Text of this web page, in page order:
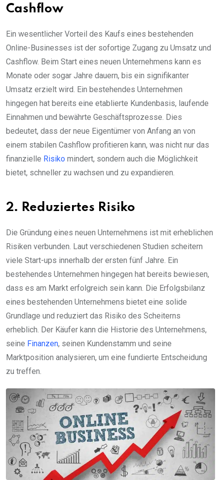
Cashflow
Ein wesentlicher Vorteil des Kaufs eines bestehenden
Online-Businesses ist der sofortige Zugang zu Umsatz und
Cashflow. Beim Start eines neuen Unternehmens kann es
Monate oder sogar Jahre dauern, bis ein signifikanter
Umsatz erzielt wird. Ein bestehendes Unternehmen
hingegen hat bereits eine etablierte Kundenbasis, laufende
Einnahmen und bewährte Geschäftsprozesse. Dies
bedeutet, dass der neue Eigentümer von Anfang an von
einem stabilen Cashflow profitieren kann, was nicht nur das
finanzielle Risiko mindert, sondern auch die Möglichkeit
bietet, schneller zu wachsen und zu expandieren.
2. Reduziertes Risiko
Die Gründung eines neuen Unternehmens ist mit erheblichen
Risiken verbunden. Laut verschiedenen Studien scheitern
viele Start-ups innerhalb der ersten fünf Jahre. Ein
bestehendes Unternehmen hingegen hat bereits bewiesen,
dass es am Markt erfolgreich sein kann. Die Erfolgsbilanz
eines bestehenden Unternehmens bietet eine solide
Grundlage und reduziert das Risiko des Scheiterns
erheblich. Der Käufer kann die Historie des Unternehmens,
seine Finanzen, seinen Kundenstamm und seine
Marktposition analysieren, um eine fundierte Entscheidung
zu treffen.